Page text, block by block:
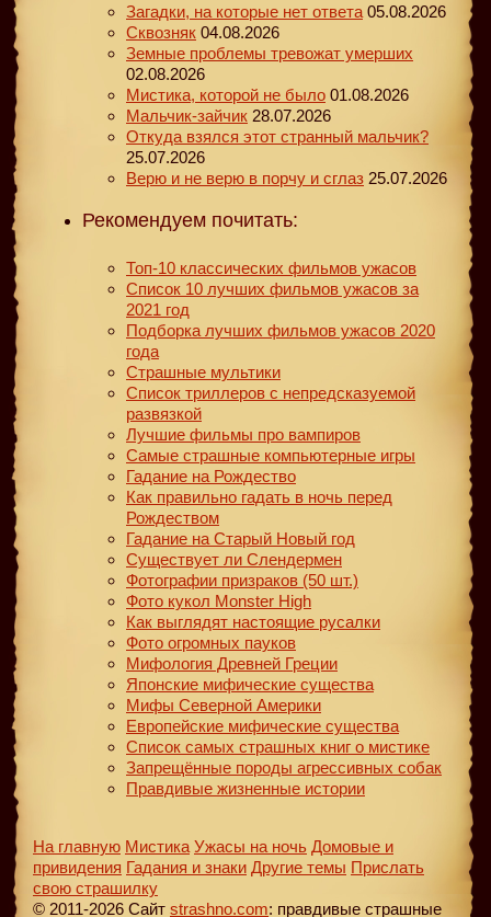
Загадки, на которые нет ответа 05.08.2026
Сквозняк 04.08.2026
Земные проблемы тревожат умерших
02.08.2026
Мистика, которой не было 01.08.2026
Мальчик-зайчик 28.07.2026
Откуда взялся этот странный мальчик?
25.07.2026
Верю и не верю в порчу и сглаз 25.07.2026
Рекомендуем почитать:
Топ-10 классических фильмов ужасов
Список 10 лучших фильмов ужасов за
2021 год
Подборка лучших фильмов ужасов 2020
года
Страшные мультики
Список триллеров с непредсказуемой
развязкой
Лучшие фильмы про вампиров
Самые страшные компьютерные игры
Гадание на Рождество
Как правильно гадать в ночь перед
Рождеством
Гадание на Старый Новый год
Существует ли Слендермен
Фотографии призраков (50 шт.)
Фото кукол Monster High
Как выглядят настоящие русалки
Фото огромных пауков
Мифология Древней Греции
Японские мифические существа
Мифы Северной Америки
Европейские мифические существа
Список самых страшных книг о мистике
Запрещённые породы агрессивных собак
Правдивые жизненные истории
На главную Мистика Ужасы на ночь Домовые и
привидения Гадания и знаки Другие темы Прислать
свою страшилку
© 2011-2026 Сайт strashno.com: правдивые страшные